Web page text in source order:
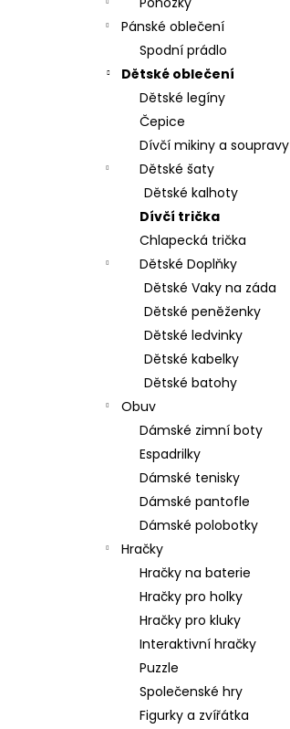
Pánské oblečení
Spodní prádlo
Dětské oblečení
Dětské legíny
Čepice
Dívčí mikiny a soupravy
Dětské šaty
Dětské kalhoty
Dívčí trička
Chlapecká trička
Dětské Doplňky
Dětské Vaky na záda
Dětské peněženky
Dětské ledvinky
Dětské kabelky
Dětské batohy
Obuv
Dámské zimní boty
Espadrilky
Dámské tenisky
Dámské pantofle
Dámské polobotky
Hračky
Hračky na baterie
Hračky pro holky
Hračky pro kluky
Interaktivní hračky
Puzzle
Společenské hry
Figurky a zvířátka